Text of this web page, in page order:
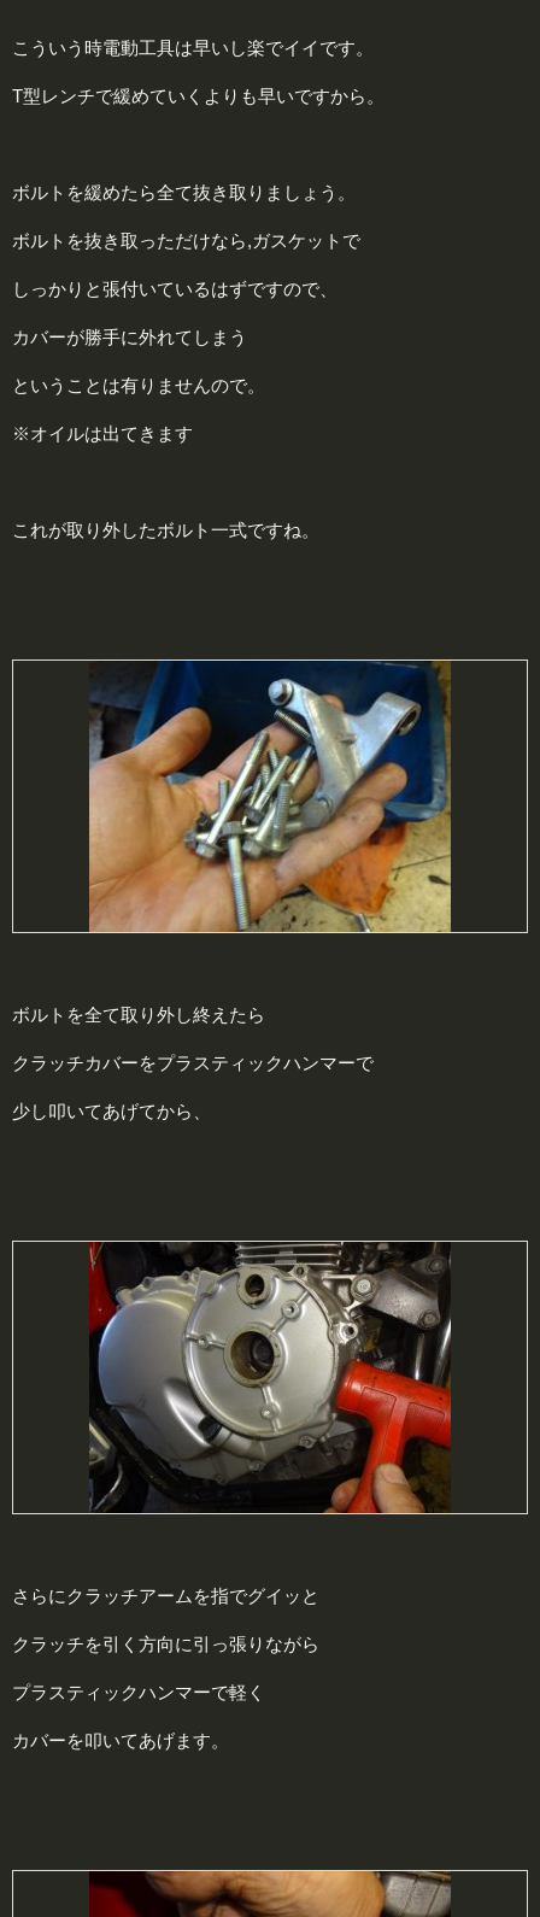
こういう時電動工具は早いし楽でイイです。
T型レンチで緩めていくよりも早いですから。
ボルトを緩めたら全て抜き取りましょう。
ボルトを抜き取っただけなら,ガスケットで
しっかりと張付いているはずですので、
カバーが勝手に外れてしまう
ということは有りませんので。
※オイルは出てきます
これが取り外したボルト一式ですね。
ボルトを全て取り外し終えたら
クラッチカバーをプラスティックハンマーで
少し叩いてあげてから、
さらにクラッチアームを指でグイッと
クラッチを引く方向に引っ張りながら
プラスティックハンマーで軽く
カバーを叩いてあげます。